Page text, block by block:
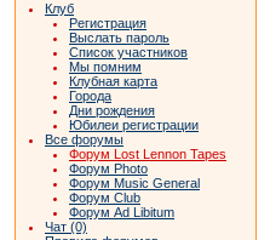
Клуб
Регистрация
Выслать пароль
Список участников
Мы помним
Клубная карта
Города
Дни рождения
Юбилеи регистрации
Все форумы
Форум Lost Lennon Tapes
Форум Photo
Форум Music General
Форум Club
Форум Ad Libitum
Чат (0)